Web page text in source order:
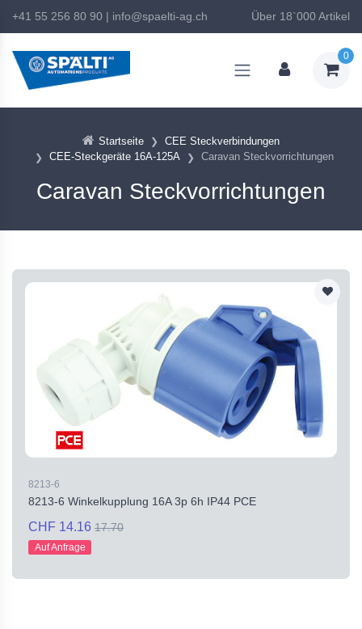
+41 55 256 80 90 | info@spaelti-ag.ch Über 18`000 Artikel
0
Startseite
CEE Steckverbindungen
CEE-Steckgeräte 16A-125A
Caravan Steckvorrichtungen
Caravan Steckvorrichtungen
8213-6
8213-6 Winkelkupplung 16A 3p 6h IP44 PCE
CHF 14.16 17.70
Auf Anfrage